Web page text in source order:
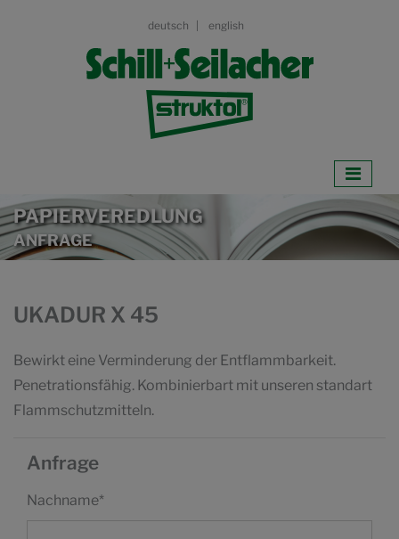
deutsch english
PAPIERVEREDLUNG
ANFRAGE
UKADUR X 45
Bewirkt eine Verminderung der Entflammbarkeit.
Penetrationsfähig. Kombinierbart mit unseren standart
Flammschutzmitteln.
Anfrage
Nachname*